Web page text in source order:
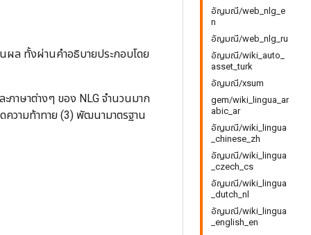
อัญมณี/web_nlg_e
n
อัญมณี/web_nlg_ru
อัญมณี/wiki_auto_
asset_turk
อัญมณี/xsum
gem/wiki_lingua_ar
abic_ar
อัญมณี/wiki_lingua
_chinese_zh
อัญมณี/wiki_lingua
_czech_cs
อัญมณี/wiki_lingua
_dutch_nl
อัญมณี/wiki_lingua
_english_en
ผล ทั้งผ่านคำอธิบายประกอบโดย
ภาษาต่างๆ ของ NLG จำนวนมาก
ความท้าทาย (3) พัฒนามาตรฐาน